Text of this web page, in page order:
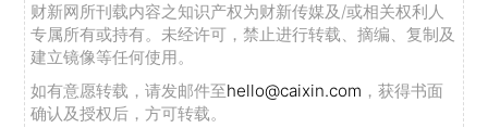
财新网所刊载内容之知识产权为财新传媒及/或相关权利人
专属所有或持有。未经许可，禁止进行转载、摘编、复制及
建立镜像等任何使用。
如有意愿转载，请发邮件至hello@caixin.com ，获得书面
确认及授权后，方可转载。